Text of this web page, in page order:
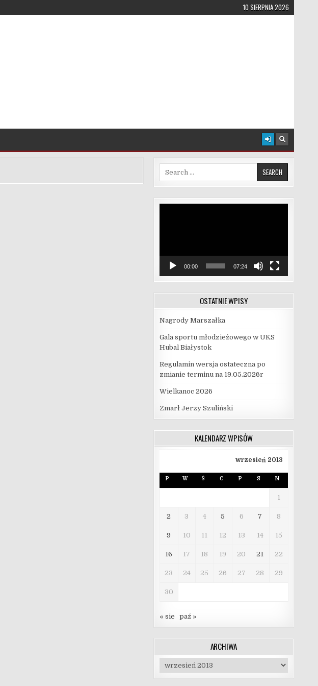
10 SIERPNIA 2026
Search for:
00:00 07:24
OSTATNIE WPISY
Nagrody Marszałka
Gala sportu młodzieżowego w UKS
Hubal Białystok
Regulamin wersja ostateczna po
zmianie terminu na 19.05.2026r
Wielkanoc 2026
Zmarł Jerzy Szuliński
KALENDARZ WPISÓW
wrzesień 2013
P W Ś C P S N
1
2 3 4 5 6 7 8
9 10 11 12 13 14 15
16 17 18 19 20 21 22
23 24 25 26 27 28 29
30
« sie paź »
ARCHIWA
Archiwa